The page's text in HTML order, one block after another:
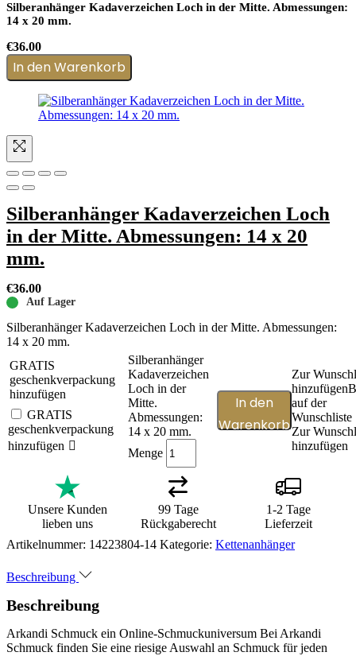
Silberanhänger Kadaverzeichen Loch in der Mitte. Abmessungen:
14 x 20 mm.
€36.00
In den Warenkorb
Silberanhänger Kadaverzeichen Loch
in der Mitte. Abmessungen: 14 x 20
mm.
€36.00
Auf Lager
Silberanhänger Kadaverzeichen Loch in der Mitte. Abmessungen:
14 x 20 mm.
GRATIS
geschenkverpackung
hinzufügen
GRATIS
geschenkverpackung
hinzufügen
Silberanhänger
Kadaverzeichen
Loch in der
Mitte.
Abmessungen:
14 x 20 mm.
Menge
In den
Warenkorb
Zur
hinzufügen
auf der
Wunschliste
Zur
hinzufügen
Unsere Kunden
lieben uns
99 Tage
Rückgaberecht
1-2 Tage
Lieferzeit
Artikelnummer: 14223804-14 Kategorie: Kettenanhänger
Beschreibung
Beschreibung
Arkandi Schmuck ein Online-Schmuckuniversum Bei Arkandi
Schmuck finden Sie eine riesige Auswahl an Schmuck für jeden